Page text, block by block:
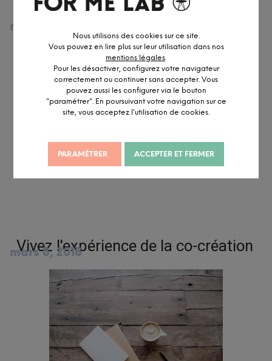
Nous utilisons des cookies sur ce site.
Vous pouvez en lire plus sur leur utilisation dans nos
mentions légales.
Pour les désactiver, configurez votre navigateur
correctement ou continuer sans accepter. Vous
pouvez aussi les configurer via le bouton
"paramétrer". En poursuivant votre navigation sur ce
site, vous acceptez l’utilisation de cookies.
PARAMÉTRER ACCEPTER ET FERMER
mars 21, 2018
Vivez l'expérience de la co-création
mars 8, 2018